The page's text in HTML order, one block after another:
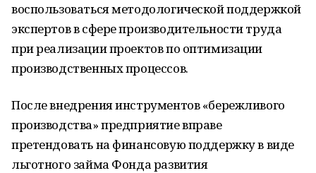
воспользоваться методологической поддержкой
экспертов в сфере производительности труда
при реализации проектов по оптимизации
производственных процессов.
После внедрения инструментов «бережливого
производства» предприятие вправе
претендовать на финансовую поддержку в виде
льготного займа Фонда развития